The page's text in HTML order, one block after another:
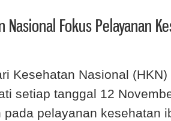
Nasional Fokus Pelayanan
Kesehatan Nasional
setiap tanggal 12
pada pelayanan kesehatan